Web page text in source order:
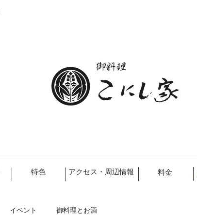
特色 アクセス・周辺情報 料金
イベント 御料理とお酒